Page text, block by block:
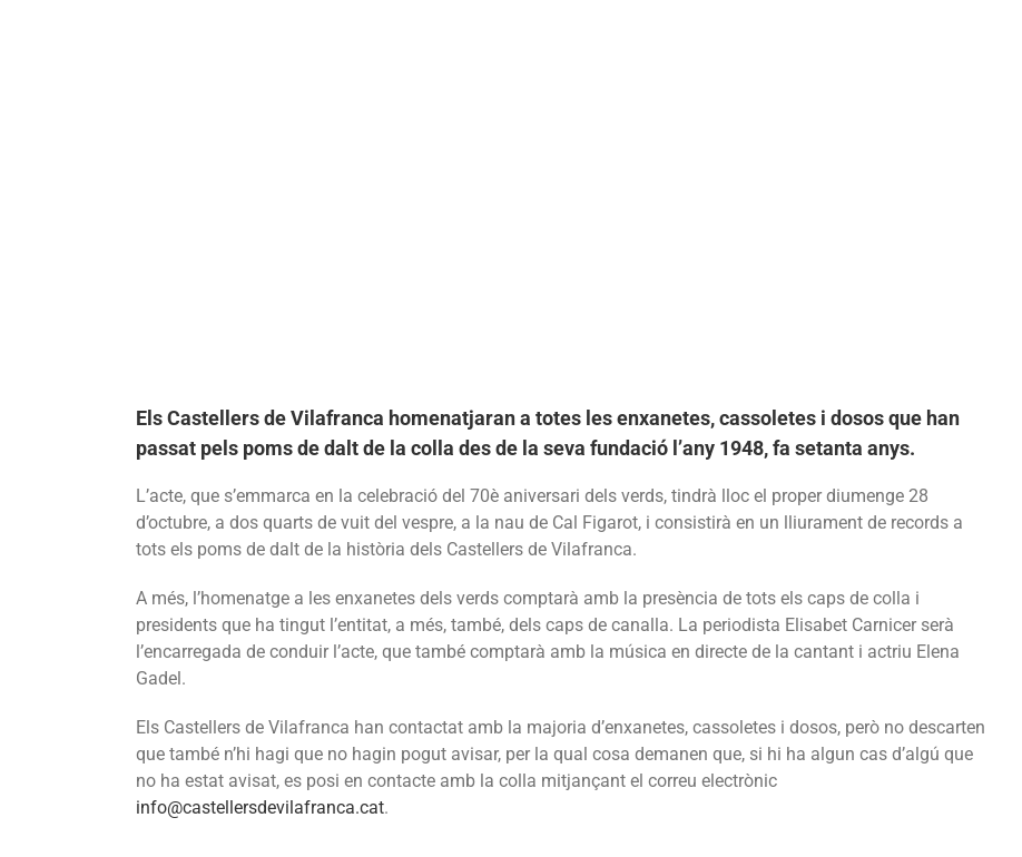
Els Castellers de Vilafranca homenatjaran a totes les enxanetes, cassoletes i dosos que han
passat pels poms de dalt de la colla des de la seva fundació l’any 1948, fa setanta anys.
L’acte, que s’emmarca en la celebració del 70è aniversari dels verds, tindrà lloc el proper diumenge 28
d’octubre, a dos quarts de vuit del vespre, a la nau de Cal Figarot, i consistirà en un lliurament de records a
tots els poms de dalt de la història dels Castellers de Vilafranca.
A més, l’homenatge a les enxanetes dels verds comptarà amb la presència de tots els caps de colla i
presidents que ha tingut l’entitat, a més, també, dels caps de canalla. La periodista Elisabet Carnicer serà
l’encarregada de conduir l’acte, que també comptarà amb la música en directe de la cantant i actriu Elena
Gadel.
Els Castellers de Vilafranca han contactat amb la majoria d’enxanetes, cassoletes i dosos, però no descarten
que també n’hi hagi que no hagin pogut avisar, per la qual cosa demanen que, si hi ha algun cas d’algú que
no ha estat avisat, es posi en contacte amb la colla mitjançant el correu electrònic
info@castellersdevilafranca.cat.